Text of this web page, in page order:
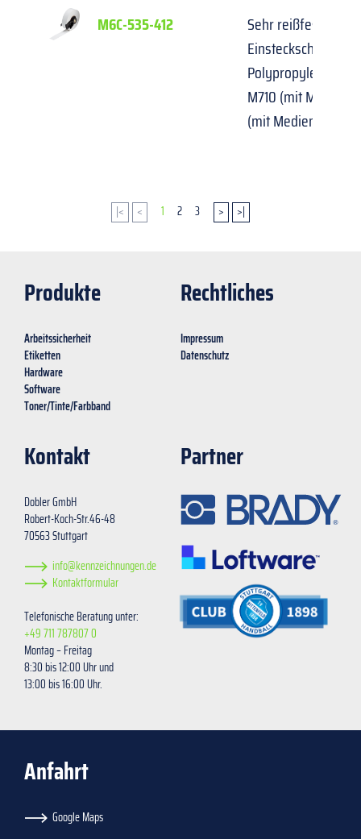
M6C-535-412
Sehr reißfeste
Einsteckschilder/
Polypropylen für
M710 (mit
(mit
|< < 1 2 3 > >|
Produkte
Arbeitssicherheit
Etiketten
Hardware
Software
Toner/Tinte/Farbband
Rechtliches
Impressum
Datenschutz
Kontakt
Dobler GmbH
Robert-Koch-Str.46-48
70563 Stuttgart
info@kennzeichnungen.de
Kontaktformular
Telefonische Beratung unter:
+49 711 787807 0
Montag – Freitag
8:30 bis 12:00 Uhr und
13:00 bis 16:00 Uhr.
Partner
Anfahrt
Google Maps